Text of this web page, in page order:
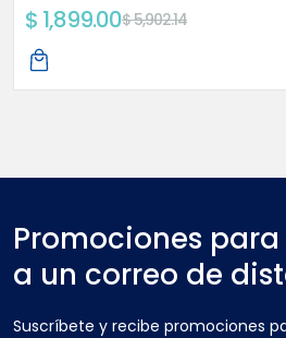
$ 1,899.00$ 5,902.14
Promociones
a un correo de
Suscríbete y recibe promociones